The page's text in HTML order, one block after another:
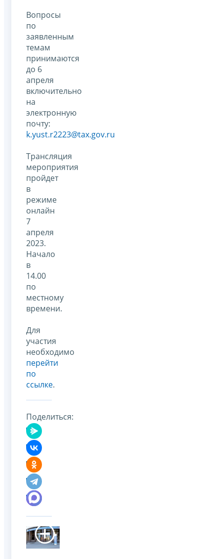
Вопросы
по
заявленным
темам
принимаются
до 6
апреля
включительно
на
электронную
почту:
k.yust.r2223@tax.gov.ru
Трансляция
мероприятия
пройдет
в
режиме
онлайн
7
апреля
2023.
Начало
в
14.00
по
местному
времени.
Для
участия
необходимо
перейти
по
ссылке.
Поделиться: